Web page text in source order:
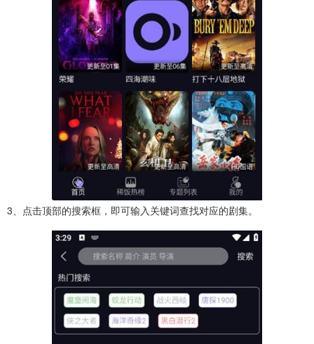
3、点击顶部的搜索框，即可输入关键词查找对应的剧集。